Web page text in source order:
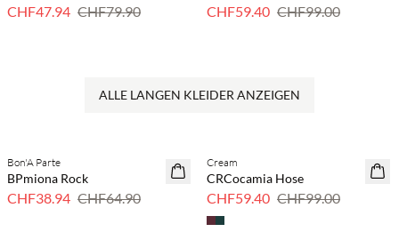
CHF47.94 CHF79.90 CHF59.40 CHF99.00
ALLE LANGEN KLEIDER ANZEIGEN
40 % Rabatt
Bon'A Parte
BPmiona Rock
CHF38.94 CHF64.90
40 % Rabatt
Cream
CRCocamia Hose
CHF59.40 CHF99.00